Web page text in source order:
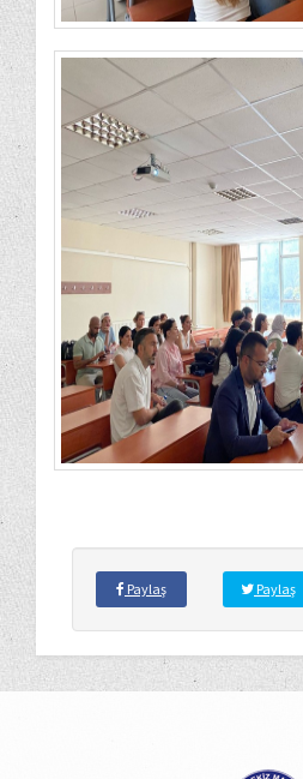
Paylaş Paylaş